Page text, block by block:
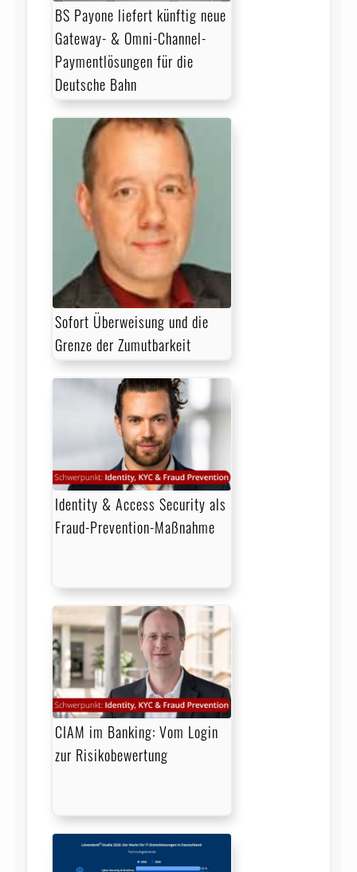
BS Payone liefert künftig neue
Gateway- & Omni-Channel-
Paymentlösungen für die
Deutsche Bahn
Sofort Überweisung und die
Grenze der Zumutbarkeit
Identity & Access Security als
Fraud-Prevention-Maßnahme
CIAM im Banking: Vom Login
zur Risikobewertung